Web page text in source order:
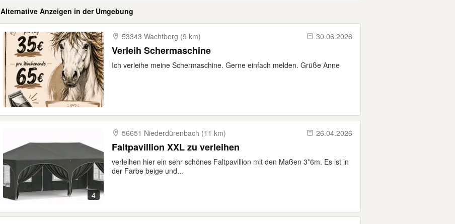
Alternative Anzeigen in der Umgebung
53343 Wachtberg (9 km) 30.06.2026
Verleih Schermaschine
Ich verleihe meine Schermaschine. Gerne einfach melden. Grüße Anne
4
56651 Niederdürenbach (11 km) 26.04.2026
Faltpavillion XXL zu verleihen
verleihen hier ein sehr schönes Faltpavillion mit den Maßen 3*6m. Es ist in
der Farbe beige und...